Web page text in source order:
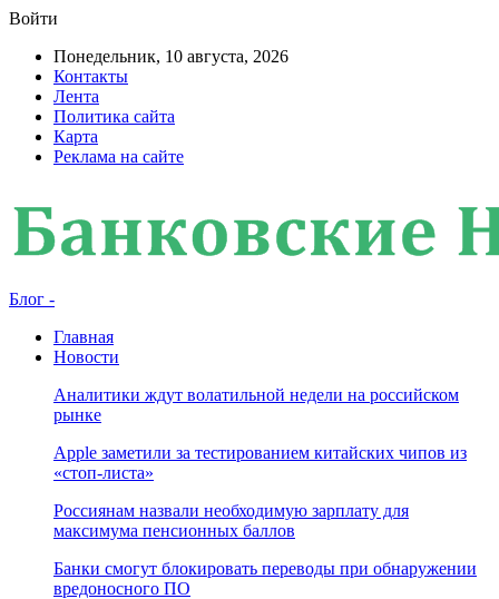
Войти
Понедельник, 10 августа, 2026
Контакты
Лента
Политика сайта
Карта
Реклама на сайте
Блог -
Главная
Новости
Аналитики ждут волатильной недели на российском
рынке
Apple заметили за тестированием китайских чипов из
«стоп-листа»
Россиянам назвали необходимую зарплату для
максимума пенсионных баллов
Банки смогут блокировать переводы при обнаружении
вредоносного ПО